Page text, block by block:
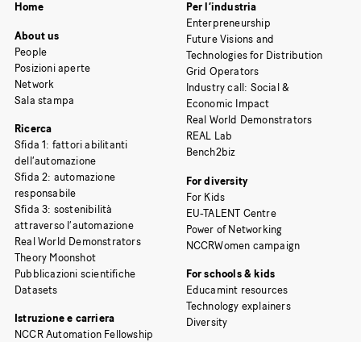
Home
About us
People
Posizioni aperte
Network
Sala stampa
Ricerca
Sfida 1: fattori abilitanti
dell’automazione
Sfida 2: automazione
responsabile
Sfida 3: sostenibilità
attraverso l’automazione
Real World Demonstrators
Theory Moonshot
Pubblicazioni scientifiche
Datasets
Istruzione e carriera
NCCR Automation Fellowship
Per l’industria
Enterpreneurship
Future Visions and
Technologies for Distribution
Grid Operators
Industry call: Social &
Economic Impact
Real World Demonstrators
REAL Lab
Bench2biz
For diversity
For Kids
EU-TALENT Centre
Power of Networking
NCCRWomen campaign
For schools & kids
Educamint resources
Technology explainers
Diversity